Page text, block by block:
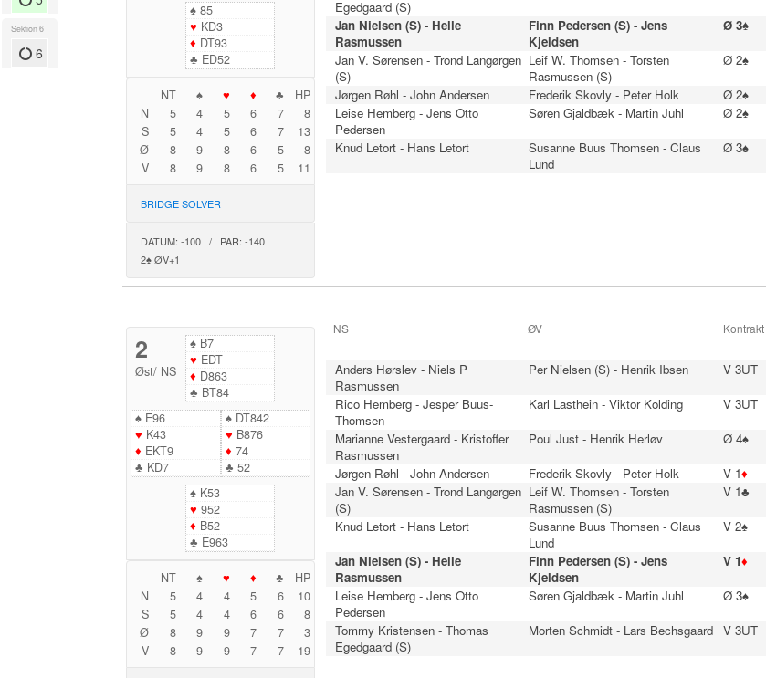
Sektion 6
6
♠85
♥ KD3
♦ DT93
♣ ED52
NT ♠ ♥ ♦ ♣
HP
N
5 4 5 6 7
8
S
5 4 5 6 7
13
Ø
8 9 8 6 5
8
V
8 9 8 6 5 11
BRIDGE SOLVER
DATUM: -100 / PAR: -140
2♠ ØV+1
Egedgaard (S)
Jan Nielsen (S) - Helle
Rasmussen
Finn Pedersen (S) - Jens
Kjeldsen
Ø 3♠
Jan V. Sørensen - Trond Langørgen
(S)
Leif W. Thomsen - Torsten
Rasmussen (S)
Ø 2♠
Jørgen Røhl - John Andersen
Frederik Skovly - Peter Holk Ø 2♠
Leise Hemberg - Jens Otto
Pedersen
Søren Gjaldbæk - Martin Juhl Ø 2♠
Knud Letort - Hans Letort
Susanne Buus Thomsen - Claus
Lund
Ø 3♠
2
Øst/ NS
♠B7
♥ EDT
♦ D863
♣ BT84
♠ E96
♥ K43
♦ EKT9
♣ KD7
♠DT842
♥ B876
♦ 74
♣ 52
♠K53
♥ 952
♦ B52
♣ E963
NT ♠ ♥ ♦ ♣
HP
N
5 4 4 5 6
10
S
5 4 4 6 6
8
Ø
8 9 9 7 7
3
V
8 9 9 7 7 19
NS ØV Kontrakt
Anders Hørslev - Niels P
Rasmussen
Per Nielsen (S) - Henrik Ibsen V 3UT
Rico Hemberg - Jesper Buus-
Thomsen
Karl Lasthein - Viktor Kolding V 3UT
Marianne Vestergaard - Kristoffer
Rasmussen
Poul Just - Henrik Herløv Ø 4♠
Jørgen Røhl - John Andersen
Frederik Skovly - Peter Holk V 1♦
Jan V. Sørensen - Trond Langørgen
(S)
Leif W. Thomsen - Torsten
Rasmussen (S)
V 1♣
Knud Letort - Hans Letort
Susanne Buus Thomsen - Claus
Lund
V 2♠
Jan Nielsen (S) - Helle
Rasmussen
Finn Pedersen (S) - Jens
Kjeldsen
V 1♦
Leise Hemberg - Jens Otto
Pedersen
Søren Gjaldbæk - Martin Juhl Ø 3♠
Tommy Kristensen - Thomas
Egedgaard (S)
Morten Schmidt - Lars Bechsgaard V 3UT